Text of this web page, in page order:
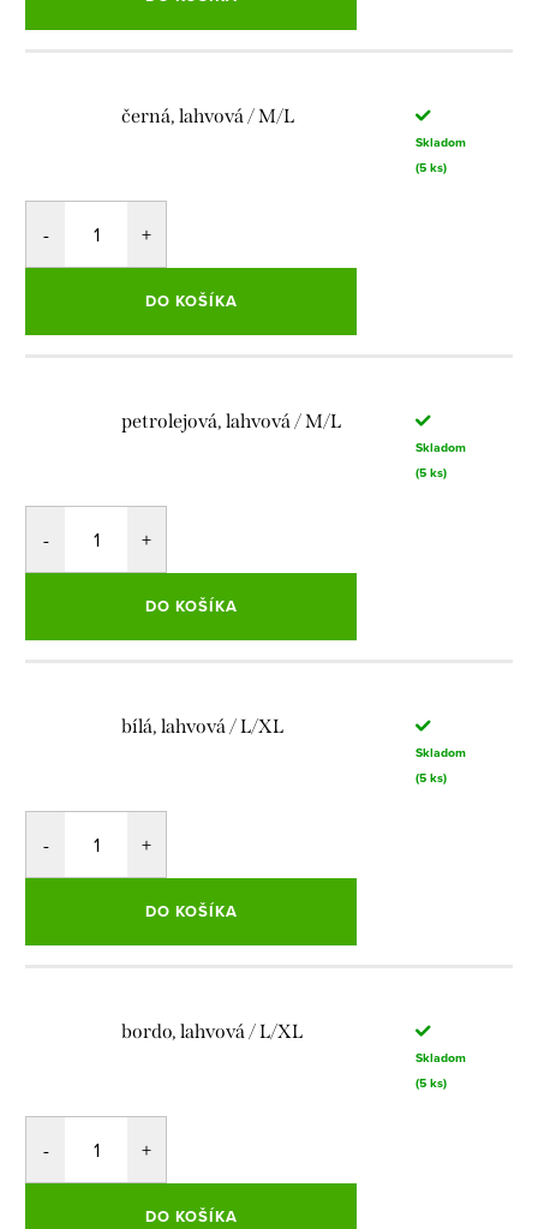
černá, lahvová / M/L
Skladom
(5 ks)
DO KOŠÍKA
petrolejová, lahvová / M/L
Skladom
(5 ks)
DO KOŠÍKA
bílá, lahvová / L/XL
Skladom
(5 ks)
DO KOŠÍKA
bordo, lahvová / L/XL
Skladom
(5 ks)
DO KOŠÍKA